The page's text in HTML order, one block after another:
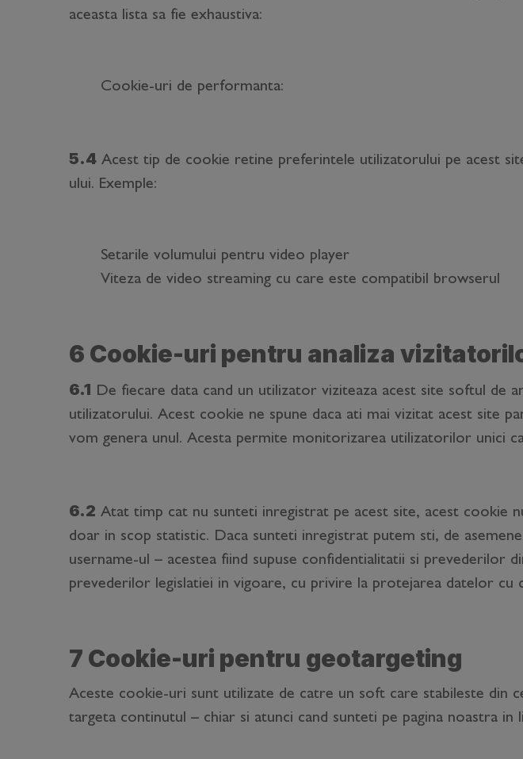
aceasta lista sa fie exhaustiva:
Cookie-uri de performanta:
5.4 Acest tip de cookie retine preferintele utilizatorului pe acest
ului. Exemple:
Setarile volumului pentru video player
Viteza de video streaming cu care este compatibil browserul
6 Cookie-uri pentru analiza
6.1 De fiecare data cand un utilizator viziteaza acest site softul de
utilizatorului. Acest cookie ne spune daca ati mai vizitat acest site
vom genera unul. Acesta permite monitorizarea utilizatorilor unici
6.2 Atat timp cat nu sunteti inregistrat pe acest site, acest cookie
doar in scop statistic. Daca sunteti inregistrat putem sti, de
username-ul – acestea fiind supuse confidentialitatii si prevederilor
prevederilor legislatiei in vigoare, cu privire la protejarea datelor cu
7 Cookie-uri pentru geotargeting
Aceste cookie-uri sunt utilizate de catre un soft care stabileste din
targeta continutul – chiar si atunci cand sunteti pe pagina noastra in